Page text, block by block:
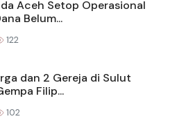
Aceh Setop Operasional
Belum...
122
dan 2 Gereja di Sulut
Filip...
102